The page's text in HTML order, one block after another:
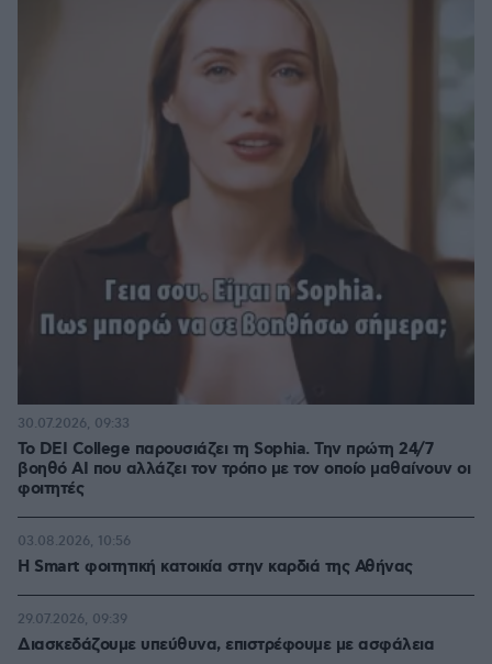
Το DEI College παρουσιάζει τη Sophia. Την πρώτη 24/7
βοηθό AI που αλλάζει τον τρόπο με τον οποίο μαθαίνουν οι
φοιτητές
30.07.2026, 09:33
Η Smart φοιτητική κατοικία στην καρδιά της Αθήνας
03.08.2026, 10:56
Διασκεδάζουμε υπεύθυνα, επιστρέφουμε με ασφάλεια
29.07.2026, 09:39